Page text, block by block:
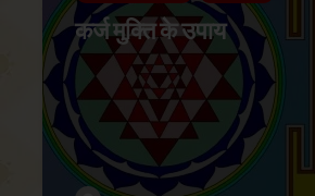
कर्ज मुक्ति के उपाय